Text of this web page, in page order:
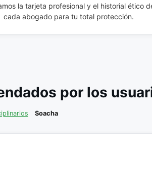
la tarjeta profesional y el historial ético
cada abogado para tu total protección.
por los
Soacha